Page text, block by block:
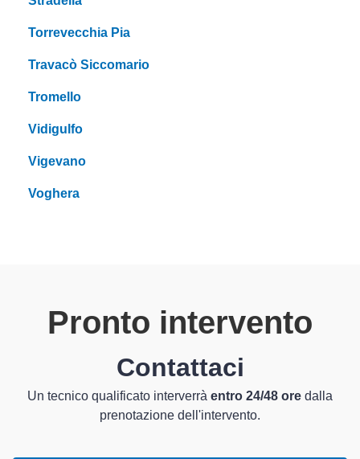
Torrevecchia Pia
Travacò Siccomario
Tromello
Vidigulfo
Vigevano
Voghera
Pronto intervento
Contattaci
Un tecnico qualificato interverrà entro 24/48 ore dalla
prenotazione dell'intervento.